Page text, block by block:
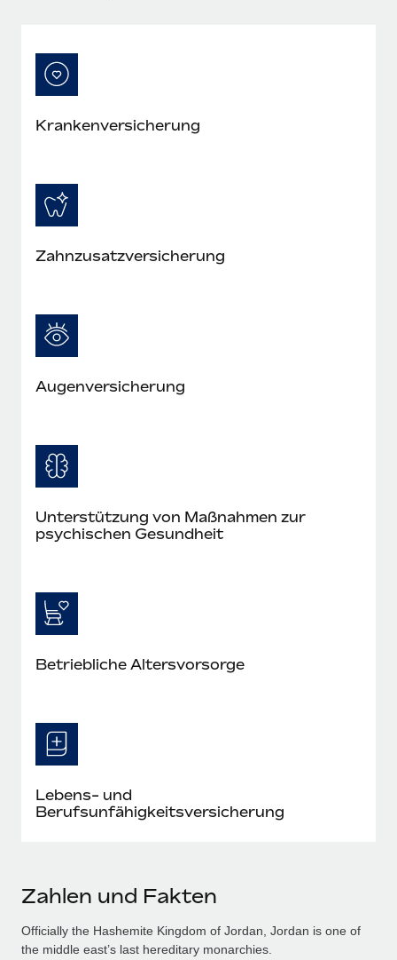
Krankenversicherung
Zahnzusatzversicherung
Augenversicherung
Unterstützung von Maßnahmen zur
psychischen Gesundheit
Betriebliche Altersvorsorge
Lebens- und
Berufsunfähigkeitsversicherung
Zahlen und Fakten
Officially the Hashemite Kingdom of Jordan, Jordan is one of
the middle east’s last hereditary monarchies.